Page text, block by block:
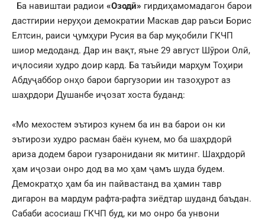
Ба навиштаи радиои «Озодӣ» гирдиҳамомадагон барои
дастгирии неруҳои демократии Маскав дар раъси Борис
Елтсин, раиси ҷумҳури Русия ва бар муқобили ГКЧП
шиор медоданд. Дар ин вақт, яъне 29 август Шӯрои Олӣ,
иҷлосияи худро доир кард. Ба таъйиди марҳум Тоҳири
Абдуҷаббор онҳо барои баргузории ин тазоҳурот аз
шаҳрдори Душанбе иҷозат хоста буданд:
«Мо мехостем эътироз кунем ба ин ва барои он ки
эътирози худро расман баён кунем, мо ба шаҳрдорӣ
ариза додем барои гузаронидани як митинг. Шаҳрдорӣ
ҳам иҷозаи онро дод ва мо ҳам ҷамъ шуда будем.
Демократҳо ҳам ба ин пайвастанд ва ҳамин тавр
дигарон ва мардум рафта-рафта зиёдтар шуданд баъдан.
Сабаби асосиаш ГКЧП буд, ки мо онро ба унвони